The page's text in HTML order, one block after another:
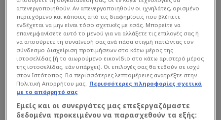
Ο ρεπόρτερ του «τριφυλλιού» ξεκαθάρισε πως
δεν τίθεται θέμα ενδιαφέροντος της ομάδας του
Ρουί Βιτόρια για τον Σεν Μαξιμέν, με τους
«πράσινους» να μην έχουν αασχοληθεί ουδεμία
στιγμή με την περίπτωσή του.
απενεργοποιηθούν. Αν απενεργοποιηθούν οι ιχνηλάτες, ορισμένο
περιεχόμενο και κάποιες από τις διαφημίσεις που βλέπετε
ενδέχεται να μην είναι τόσο σχετικές με εσάς. Μπορείτε να
επανεμφανίσετε αυτό το μενού για να αλλάξετε τις επιλογές σας ή
να αποσύρετε τη συναίνεσή σας ανά πάσα στιγμή πατώντας τον
σύνδεσμο Διαχείριση προτιμήσεων στο κάτω μέρος της
ιστοσελίδας [ή το αιωρούμενο εικονίδιο στο κάτω αριστερό μέρος
της ιστοσελίδας, εάν υπάρχει]. Οι επιλογές σας θα τεθούν σε ισχύ
στον Ιστότοπος. Για περισσότερες λεπτομέρειες ανατρέξτε στην
Πολιτική Απορρήτου μας. Περισσότερες πληροφορίες σχετικά
με το απόρρητό σας
Εμείς και οι συνεργάτες μας επεξεργαζόμαστε
δεδομένα προκειμένου να παρασχεθούν τα εξής: